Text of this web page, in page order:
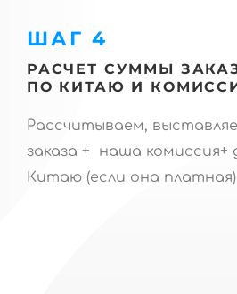
ШАГ 4
РАСЧЕТ СУММЫ
ПО КИТАЮ И
Рассчитываем,
заказа + наша комиссия+
Китаю (если она платная)